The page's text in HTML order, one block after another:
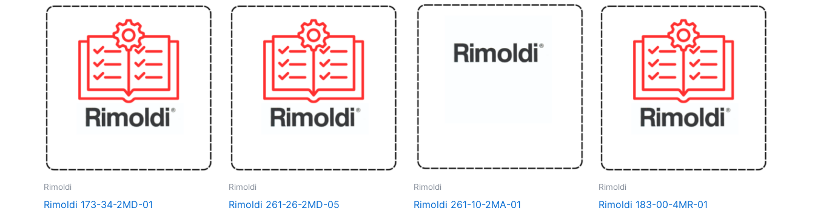
Rimoldi
Rimoldi 173-34-2MD-01
Rimoldi
Rimoldi 261-26-2MD-05
Rimoldi
Rimoldi 261-10-2MA-01
Rimoldi
Rimoldi 183-00-4MR-01